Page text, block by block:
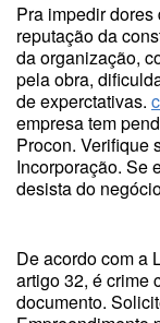
Pra impedir
reputação da
da organização,
pela obra,
de experctativas.
empresa tem
Procon. Verifique
Incorporação. Se
desista do
De acordo com a
artigo 32, é crime
documento.